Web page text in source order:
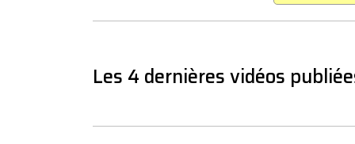
Les 4 dernières vidéos